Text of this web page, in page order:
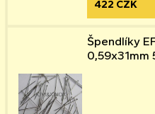
422 CZK
Špendlíky